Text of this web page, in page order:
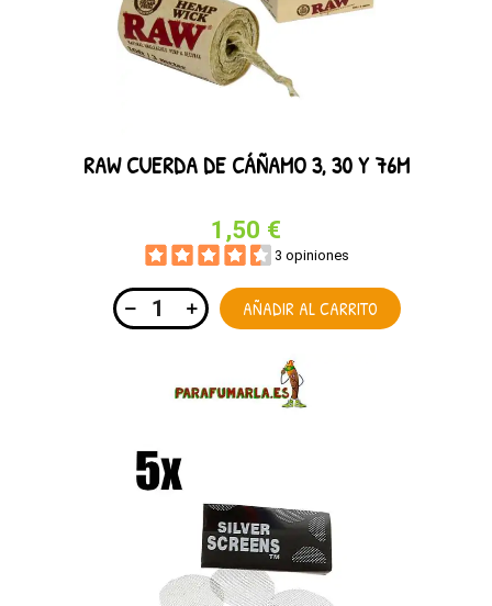
RAW CUERDA DE CÁÑAMO 3, 30 Y 76M
1,50 €
3 opiniones
AÑADIR AL CARRITO